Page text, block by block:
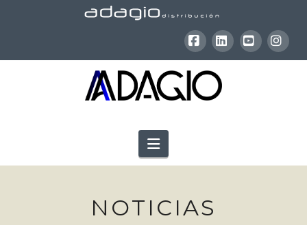
Facebook
LinkedInYouTube
Navigation
NOTICIAS